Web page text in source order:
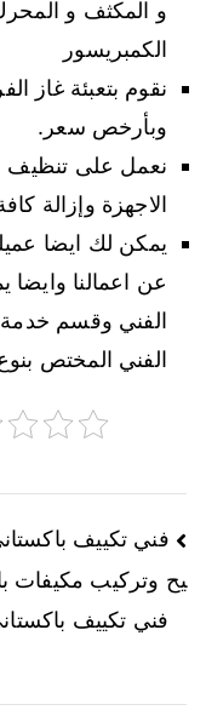
و المكثف و
الكمبريسور
نقوم بتعبئة غاز
وبأرخص سعر.
نعمل على تنظيف
الاجهزة وإزالة
يمكن لك ايضا
عن اعمالنا
الفني وقسم
الفني المختص
يح وتركيب مكيفات